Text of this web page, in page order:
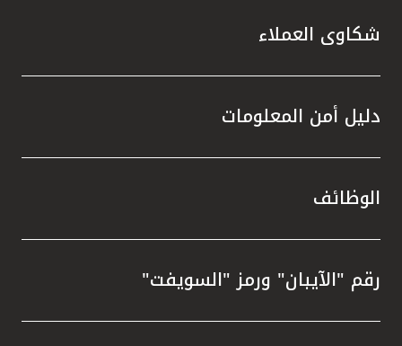
شكاوى العملاء
دليل أمن المعلومات
الوظائف
رقم "الآيبان" ورمز "السويفت"